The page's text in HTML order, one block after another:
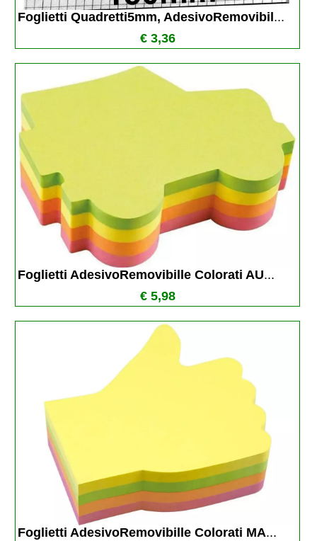
Foglietti Quadretti5mm, AdesivoRemovibil ...
€ 3,36
Foglietti AdesivoRemovibille Colorati AU...
€ 5,98
Foglietti AdesivoRemovibille Colorati MA...